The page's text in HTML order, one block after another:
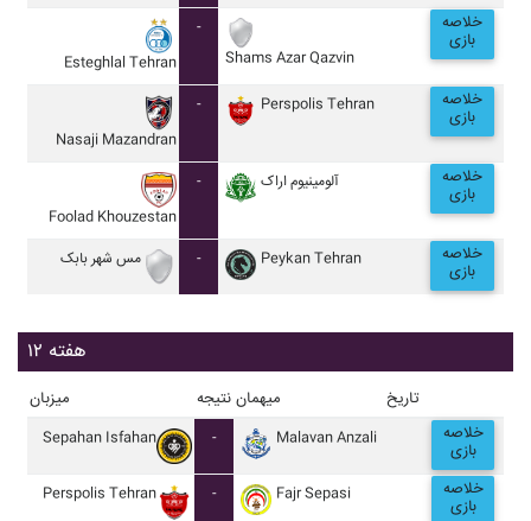
Esteghlal Tehran
-
Shams Azar Qazvin
خلاصه
بازی
Nasaji Mazandran
- Perspolis Tehran خلاصه
بازی
Foolad Khouzestan
- آلومينيوم اراک خلاصه
بازی
مس شهر بابک - Peykan Tehran خلاصه
بازی
هفته ۱۲
میزبان نتیجه میهمان تاریخ
Sepahan Isfahan - Malavan Anzali خلاصه
بازی
Perspolis Tehran - Fajr Sepasi خلاصه
بازی